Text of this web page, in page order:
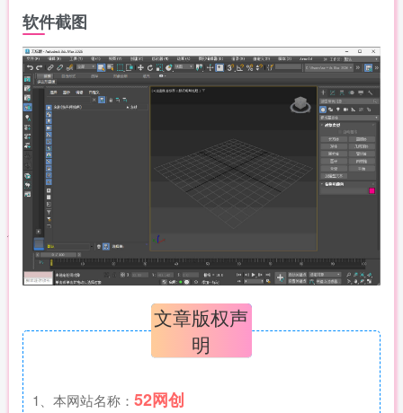
软件截图
文章版权声
明
1、本网站名称： 52网创